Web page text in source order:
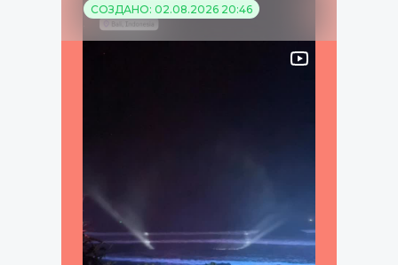
СОЗДАНО: 02.08.2026 20:46